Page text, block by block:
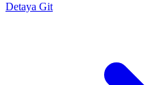
Detaya Git